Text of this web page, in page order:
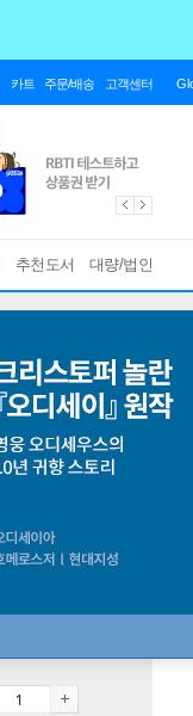
카트 주문/배송 고객센터
추천도서 대량/법인